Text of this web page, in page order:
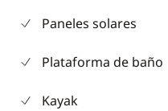
Paneles solares
Plataforma de baño
Kayak